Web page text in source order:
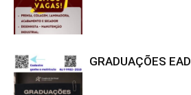
GRADUAÇÕES EAD